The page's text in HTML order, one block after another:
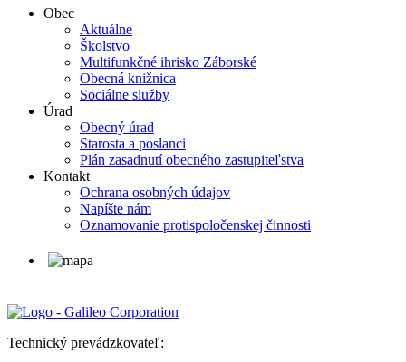
Obec
Aktuálne
Školstvo
Multifunkčné ihrisko Záborské
Obecná knižnica
Sociálne služby
Úrad
Obecný úrad
Starosta a poslanci
Plán zasadnutí obecného zastupiteľstva
Kontakt
Ochrana osobných údajov
Napíšte nám
Oznamovanie protispoločenskej činnosti
Technický prevádzkovateľ: